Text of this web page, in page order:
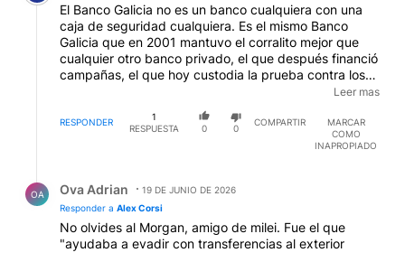
El Banco Galicia no es un banco cualquiera con una
caja de seguridad cualquiera. Es el mismo Banco
Galicia que en 2001 mantuvo el corralito mejor que
cualquier otro banco privado, el que después financió
campañas, el que hoy custodia la prueba contra los
Kirchner. Es el mismo nombre desde hace veinticinco
años, cambiando de gobierno, cambiando de bando
al que sirve.Lo que no cambia, es el SISTEMA DE
VENTANILLAS... los que se prestan a si ismos y
Leer mas
RESPONDER
1
RESPUESTA
0 0
COMPARTIR
MARCAR
COMO
INAPROPIADO
OA Ova Adrian
19 DE JUNIO DE 2026
Responder a Alex Corsi
No olvides al Morgan, amigo de milei. Fue el que
"ayudaba a evadir con transferencias al exterior